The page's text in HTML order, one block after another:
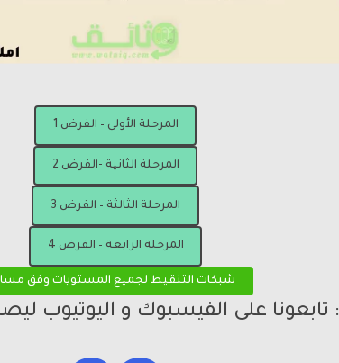
المرحلة الأولى – الفرض 1
المرحلة الثانية -الفرض 2
المرحلة الثالثة – الفرض 3
المرحلة الرابعة – الفرض 4
شبكات التنقيط لجميع المستويات وفق
: تابعونا على الفيسبوك و اليوتيوب